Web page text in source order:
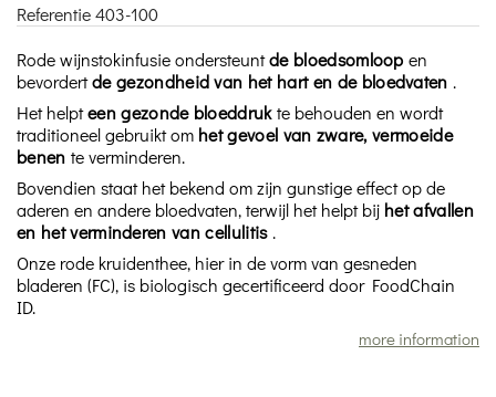
Referentie403-100
Rode wijnstokinfusie ondersteuntde bloedsomloop en
bevordertde gezondheid van het hart en de bloedvaten .
Het helpteen gezonde bloeddrukte behouden en wordt
traditioneel gebruikt om het gevoel van zware, vermoeide
benen te verminderen.
Bovendien staat het bekend om zijn gunstige effect op de
aderen en andere bloedvaten, terwijl het helpt bij het afvallen
en het verminderen van cellulitis.
Onze rode kruidenthee, hier in de vorm van gesneden
bladeren (FC), is biologisch gecertificeerd door FoodChain
ID.
more information